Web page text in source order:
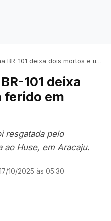
deixa dois mortos e um ferido em Sergipe
101 deixa
ferido em
resgatada pelo
ao Huse, em Aracaju.
17/10/2025 às 05:30·